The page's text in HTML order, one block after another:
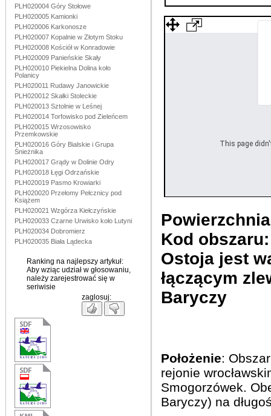
PLH020004 Góry Stołowe
PLH020005 Kamionki
PLH020006 Karkonosze
PLH020007 Kopalnie w Złotym Stoku
PLH020008 Kościół w Konradowie
PLH020009 Panieńskie Skały
PLH020010 Piekielna Dolina koło
Polanicy
PLH020011 Rudawy Janowickie
PLH020012 Skałki Stoleckie
PLH020013 Sztolnie w Leśnej
PLH020014 Torfowisko pod Zieleńcem
PLH020015 Wrzosowisko
Przemkowskie
PLH020016 Góry Bialskie i Grupa
Śnieżnika
PLH020017 Grądy w Dolinie Odry
PLH020018 Łęgi Odrzańskie
PLH020019 Pasmo Krowiarki
PLH020020 Przełomy Pełcznicy pod
Książem
PLH020021 Wzgórza Kiełczyńskie
PLH020033 Czarne Urwisko koło Lutyni
PLH020034 Dobromierz
PLH020035 Biała Lądecka
Ranking na najlepszy artykuł:
Aby wziąc udział w głosowaniu,
należy zarejestrować się w
seriwisie
zaglosuj:
This page
Kod
Ostoja jest
łączącym
Baryczy
Położenie:
rejonie
Smogorzówek.
Baryczy) na